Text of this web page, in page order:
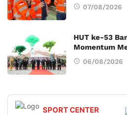
07/08/2026
HUT ke-53
Momentum
06/08/2026
SPORT CENTER